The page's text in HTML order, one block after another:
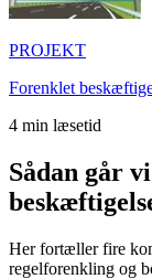
PROJEKT
Forenklet
4 min læsetid
Sådan går
Her fortæller fire
regelforenkling og